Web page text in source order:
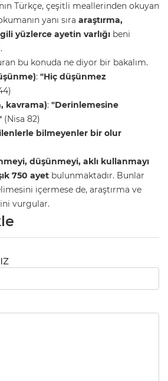
Türkçe, çeşitli meallerinden okuyan
yanı sıra araştırma,
yüzlerce ayetin varlığı beni
bu konuda ne diyor bir bakalım.
: "Hiç düşünmez
kavrama): "Derinlemesine
(Nisa 82)
bilmeyenler bir olur
düşünmeyi, aklı kullanmayı
750 ayet bulunmaktadır. Bunlar
içermese de, araştırma ve
vurgular.